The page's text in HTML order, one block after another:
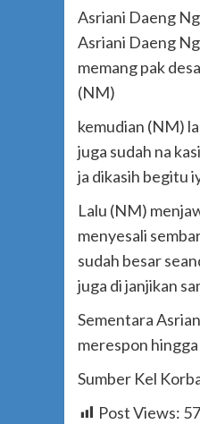
Asriani Daeng
Asriani Daeng
memang pak
(NM)
kemudian (NM)
juga sudah na
ja dikasih begitu
Lalu (NM)
menyesali
sudah besar
juga di janjikan
Sementara
merespon
Sumber Kel
Post Views: